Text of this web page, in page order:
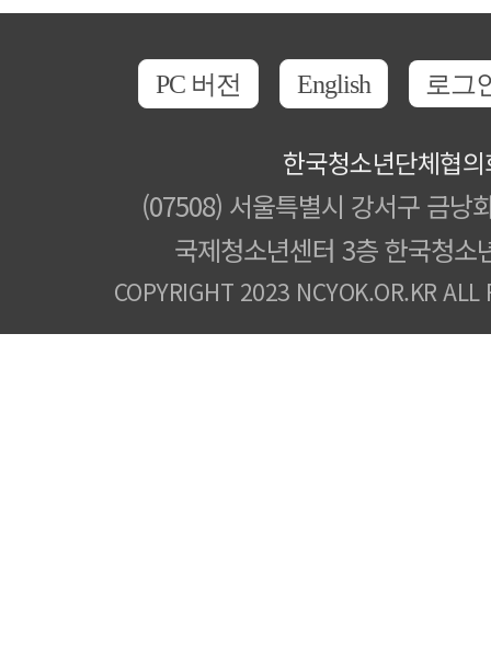
PC 버전 English 로그
한국청소년단체협
(07508) 서울특별시 강서구 금낭
국제청소년센터 3층 한국청소
COPYRIGHT 2023 NCYOK.OR.KR ALL